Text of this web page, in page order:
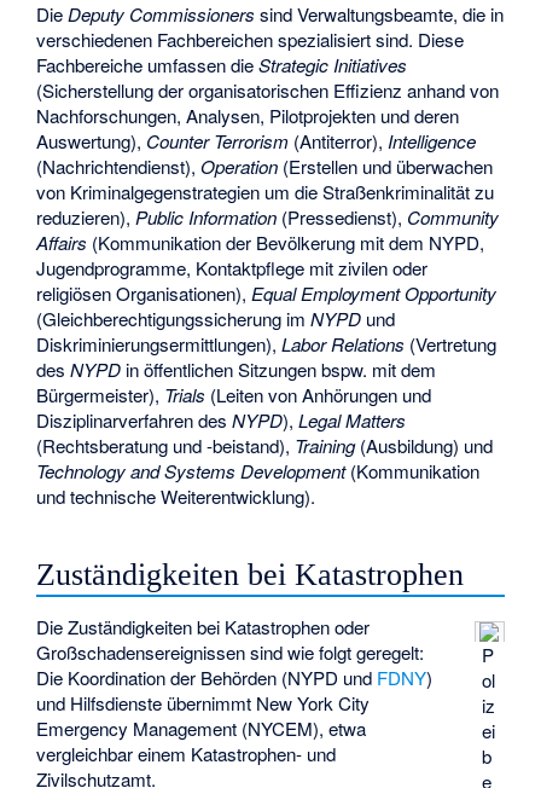
DieDeputy Commissioners sind Verwaltungsbeamte, die in
verschiedenen Fachbereichen spezialisiert sind. Diese
Fachbereiche umfassen dieStrategic Initiatives
(Sicherstellung der organisatorischen Effizienz anhand von
Nachforschungen, Analysen, Pilotprojekten und deren
Auswertung), Counter Terrorism (Antiterror), Intelligence
(Nachrichtendienst),Operation (Erstellen und überwachen
von Kriminalgegenstrategien um die Straßenkriminalität zu
reduzieren), Public Information (Pressedienst), Community
Affairs (Kommunikation der Bevölkerung mit dem NYPD,
Jugendprogramme, Kontaktpflege mit zivilen oder
religiösen Organisationen), Equal Employment Opportunity
(Gleichberechtigungssicherung imNYPD und
Diskriminierungsermittlungen),Labor Relations (Vertretung
desNYPD in öffentlichen Sitzungen bspw. mit dem
Bürgermeister), Trials (Leiten von Anhörungen und
Disziplinarverfahren desNYPD),Legal Matters
(Rechtsberatung und -beistand), Training(Ausbildung) und
Technology and Systems Development(Kommunikation
und technische Weiterentwicklung).
Zuständigkeiten bei Katastrophen
P
ol
iz
ei
b
e
Die Zuständigkeiten bei Katastrophen oder
Großschadensereignissen sind wie folgt geregelt:
Die Koordination der Behörden (NYPD und FDNY)
und Hilfsdienste übernimmt New York City
Emergency Management (NYCEM), etwa
vergleichbar einem Katastrophen- und
Zivilschutzamt.